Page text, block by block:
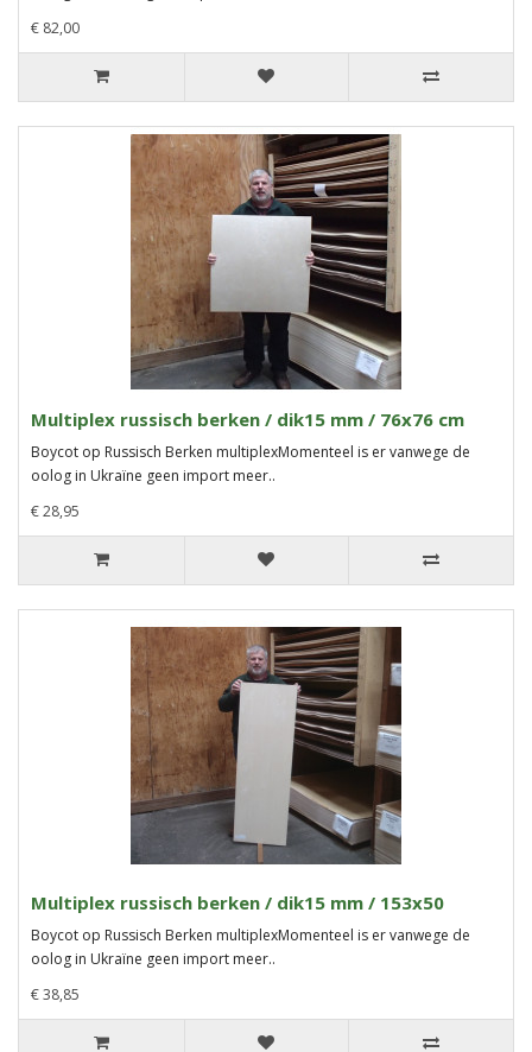
€ 82,00
Multiplex russisch berken / dik15 mm / 76x76 cm
Boycot op Russisch Berken multiplexMomenteel is er vanwege de
oolog in Ukraïne geen import meer..
€ 28,95
Multiplex russisch berken / dik15 mm / 153x50
Boycot op Russisch Berken multiplexMomenteel is er vanwege de
oolog in Ukraïne geen import meer..
€ 38,85